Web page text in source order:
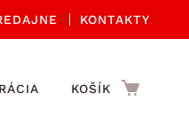
KONTAKTY
KOŠÍK